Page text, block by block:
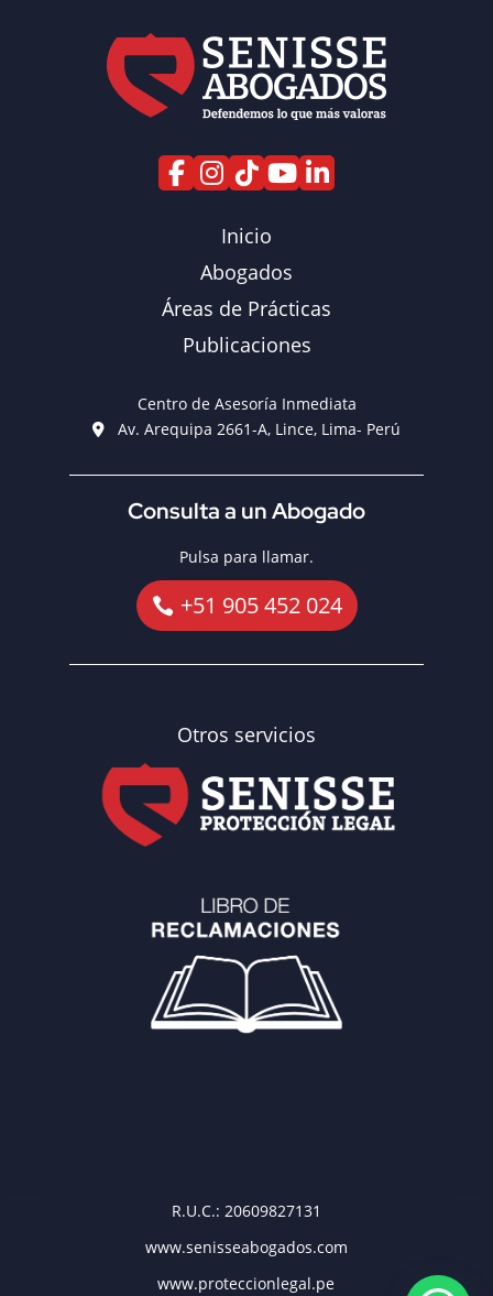
Inicio
Abogados
Áreas de Prácticas
Publicaciones
Centro de Asesoría Inmediata
Av. Arequipa 2661-A, Lince, Lima- Perú
Consulta a un Abogado
Pulsa para llamar.
+51 905 452 024
Otros servicios
R.U.C.: 20609827131
www.senisseabogados.com
www.proteccionlegal.pe